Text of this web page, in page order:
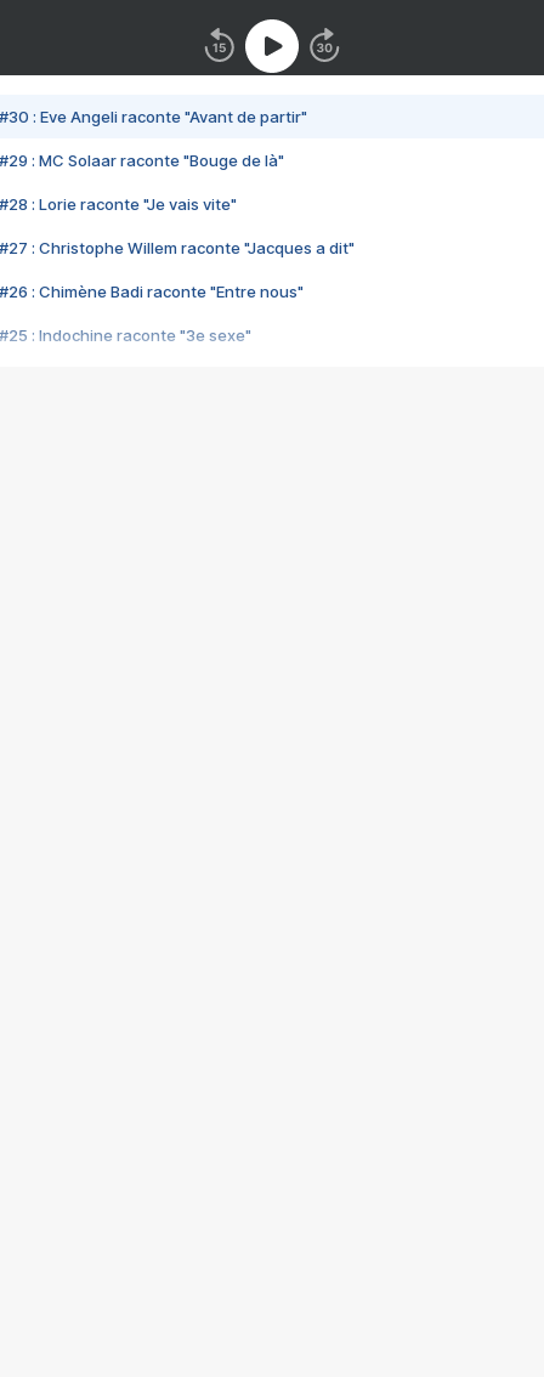
#30 : Eve Angeli raconte "Avant de partir"
#29 : MC Solaar raconte "Bouge de là"
#28 : Lorie raconte "Je vais vite"
#27 : Christophe Willem raconte "Jacques a dit"
#26 : Chimène Badi raconte "Entre nous"
#25 : Indochine raconte "3e sexe"